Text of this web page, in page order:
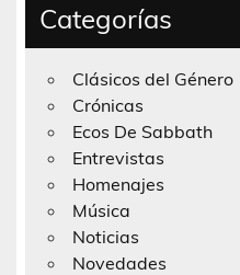
Categorías
Clásicos del Género
Crónicas
Ecos De Sabbath
Entrevistas
Homenajes
Música
Noticias
Novedades